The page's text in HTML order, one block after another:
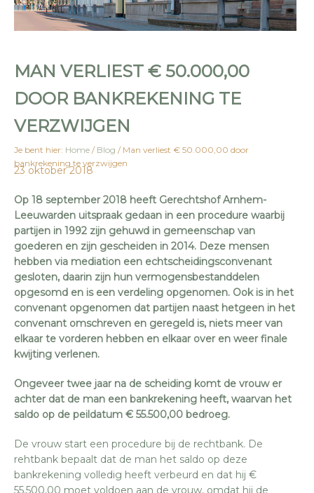
MAN VERLIEST € 50.000,00
DOOR BANKREKENING TE
VERZWIJGEN
Je bent hier: Home / Blog /Man verliest € 50.000,00 door
bankrekening te verzwijgen
23 oktober 2018
Op 18 september 2018 heeft Gerechtshof Arnhem-
Leeuwarden uitspraak gedaan in een procedure waarbij
partijen in 1992 zijn gehuwd in gemeenschap van
goederen en zijn gescheiden in 2014. Deze mensen
hebben via mediation een echtscheidingsconvenant
gesloten, daarin zijn hun vermogensbestanddelen
opgesomd en is een verdeling opgenomen. Ook is in het
convenant opgenomen dat partijen naast hetgeen in het
convenant omschreven en geregeld is, niets meer van
elkaar te vorderen hebben en elkaar over en weer finale
kwijting verlenen.
Ongeveer twee jaar na de scheiding komt de vrouw er
achter dat de man een bankrekening heeft, waarvan het
saldo op de peildatum € 55.500,00 bedroeg.
De vrouw start een procedure bij de rechtbank. De
rehtbank bepaalt dat de man het saldo op deze
bankrekening volledig heeft verbeurd en dat hij €
55.500,00 moet voldoen aan de vrouw, omdat hij de